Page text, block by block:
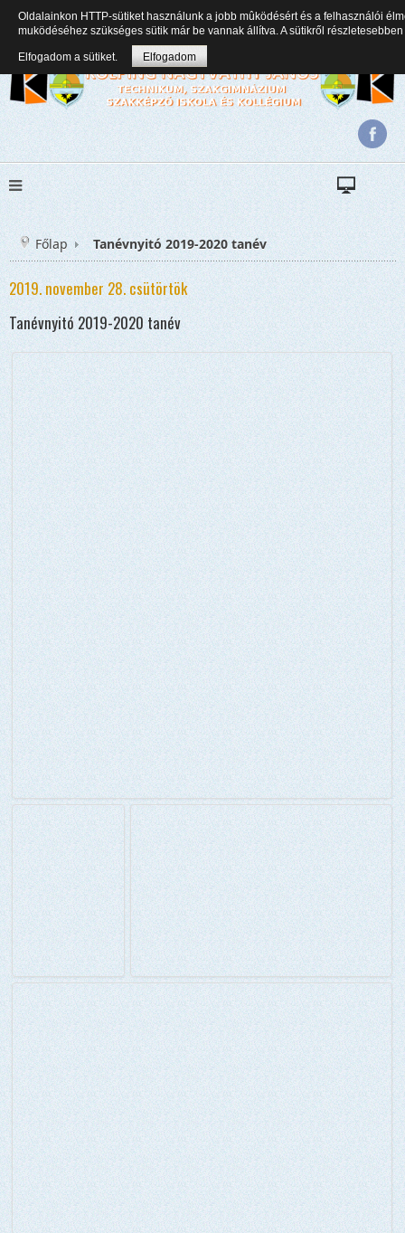
+36(82) 471 353 kolping.nagyvathy.titkarsag@gmail.com
Főlap Tanévnyitó 2019-2020 tanév
2019. november 28. csütörtök
Tanévnyitó 2019-2020 tanév
Oldalainkon HTTP-sütiket használunk a jobb mûködésért és a felhasználói
muködéséhez szükséges sütik már be vannak állítva. A sütikről
Elfogadom a sütiket. Elfogadom